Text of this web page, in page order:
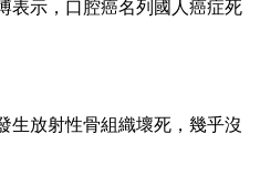
表示，口腔癌名列國人癌症死
生放射性骨組織壞死，幾乎沒